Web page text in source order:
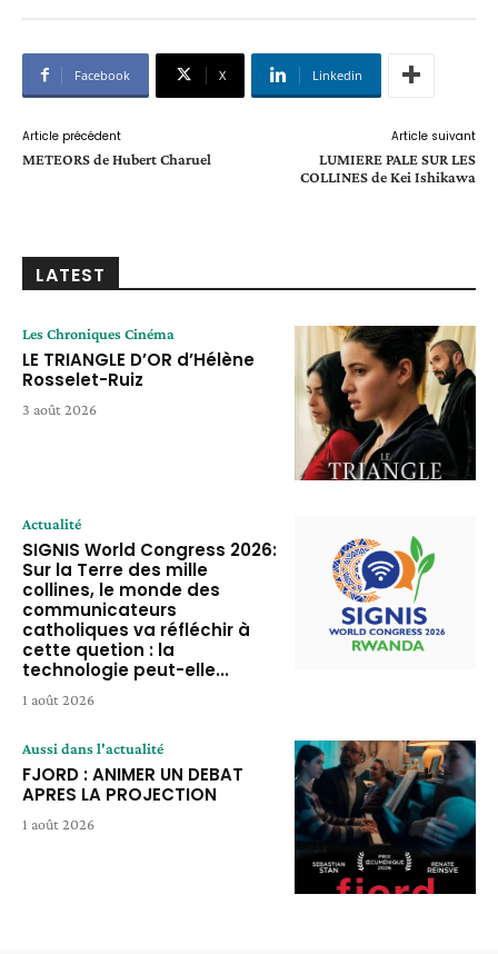
Facebook X Linkedin
Article précédent
METEORS de Hubert Charuel
Article suivant
LUMIERE PALE SUR LES
COLLINES de Kei Ishikawa
LATEST
Les Chroniques Cinéma
LE TRIANGLE D’OR d’Hélène
Rosselet-Ruiz
3 août 2026
Actualité
SIGNIS World Congress 2026:
Sur la Terre des mille
collines, le monde des
communicateurs
catholiques va réfléchir à
cette quetion : la
technologie peut-elle...
1 août 2026
Aussi dans l'actualité
FJORD : ANIMER UN DEBAT
APRES LA PROJECTION
1 août 2026